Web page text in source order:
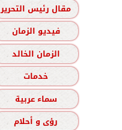
مقال رئيس التحرير
فيديو الزمان
الزمان الخالد
خدمات
سماء عربية
رؤى و أحلام